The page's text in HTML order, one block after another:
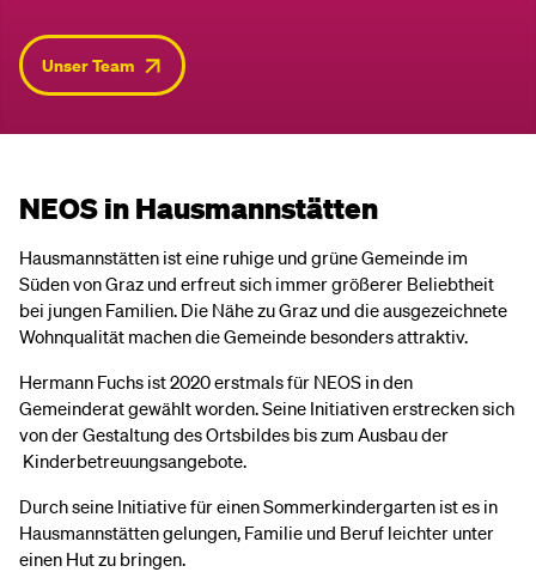
Unser Team
NEOS in Hausmannstätten
Hausmannstätten ist eine ruhige und grüne Gemeinde im
Süden von Graz und erfreut sich immer größerer Beliebtheit
bei jungen Familien. Die Nähe zu Graz und die ausgezeichnete
Wohnqualität machen die Gemeinde besonders attraktiv.
Hermann Fuchs ist 2020 erstmals für NEOS in den
Gemeinderat gewählt worden. Seine Initiativen erstrecken sich
von der Gestaltung des Ortsbildes bis zum Ausbau der
Kinderbetreuungsangebote.
Durch seine Initiative für einen Sommerkindergarten ist es in
Hausmannstätten gelungen, Familie und Beruf leichter unter
einen Hut zu bringen.